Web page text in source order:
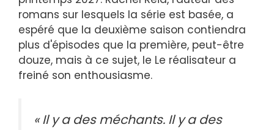
romans sur lesquels la série est basée, a
espéré que la deuxième saison contiendra
plus d'épisodes que la première, peut-être
douze, mais à ce sujet, le Le réalisateur a
freiné son enthousiasme.
« Il y a des méchants. Il y a des